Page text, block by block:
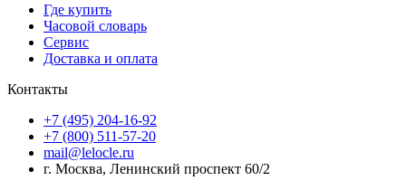
Где купить
Часовой словарь
Сервис
Доставка и оплата
Контакты
+7 (495) 204-16-92
+7 (800) 511-57-20
mail@lelocle.ru
г. Москва, Ленинский проспект 60/2